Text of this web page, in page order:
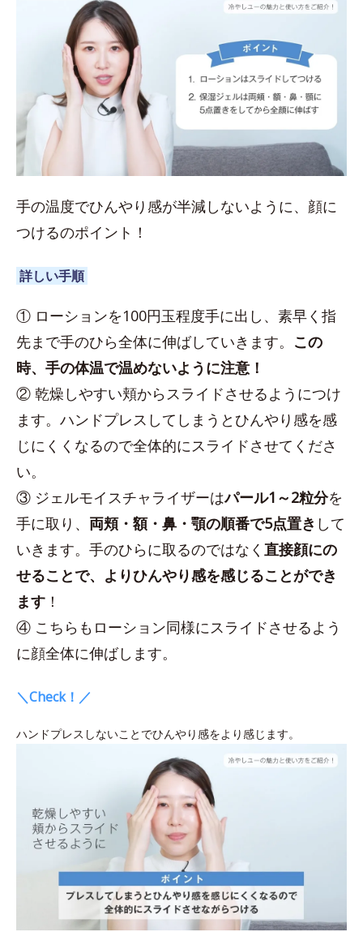
手の温度でひんやり感が半減しないように、顔に
つけるのポイント！
詳しい手順
① ローションを100円玉程度手に出し、素早く指
先まで手のひら全体に伸ばしていきます。 この
時、手の体温で温めないように注意！
② 乾燥しやすい頬からスライドさせるようにつけ
ます。ハンドプレスしてしまうとひんやり感を感
じにくくなるので全体的にスライドさせてくださ
い。
③ ジェルモイスチャライザーはパール1～2粒分を
手に取り、 両頬・額・鼻・顎の順番で5点置き して
いきます。手のひらに取るのではなく 直接顔にの
せることで、よりひんやり感を感じることができ
ます ！
④ こちらもローション同様にスライドさせるよう
に顔全体に伸ばします。
＼Check！／
ハンドプレスしないことでひんやり感をより感じます。